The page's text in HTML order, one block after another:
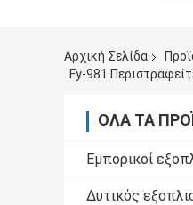
Αρχική Σελίδα
Fy-981
ΌΛΑ ΤΑ
Εμπορικοί
Δυτικός